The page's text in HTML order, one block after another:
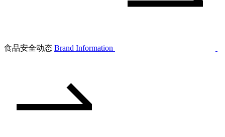
食品安全动态 Brand Information